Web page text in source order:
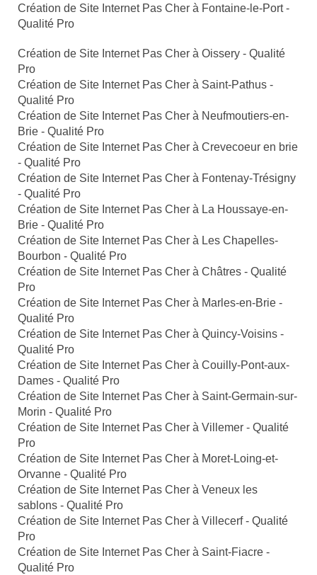
Création de Site Internet Pas Cher à Fontaine-le-Port -
Qualité Pro
Création de Site Internet Pas Cher à Oissery - Qualité
Pro
Création de Site Internet Pas Cher à Saint-Pathus -
Qualité Pro
Création de Site Internet Pas Cher à Neufmoutiers-en-
Brie - Qualité Pro
Création de Site Internet Pas Cher à Crevecoeur en brie
- Qualité Pro
Création de Site Internet Pas Cher à Fontenay-Trésigny
- Qualité Pro
Création de Site Internet Pas Cher à La Houssaye-en-
Brie - Qualité Pro
Création de Site Internet Pas Cher à Les Chapelles-
Bourbon - Qualité Pro
Création de Site Internet Pas Cher à Châtres - Qualité
Pro
Création de Site Internet Pas Cher à Marles-en-Brie -
Qualité Pro
Création de Site Internet Pas Cher à Quincy-Voisins -
Qualité Pro
Création de Site Internet Pas Cher à Couilly-Pont-aux-
Dames - Qualité Pro
Création de Site Internet Pas Cher à Saint-Germain-sur-
Morin - Qualité Pro
Création de Site Internet Pas Cher à Villemer - Qualité
Pro
Création de Site Internet Pas Cher à Moret-Loing-et-
Orvanne - Qualité Pro
Création de Site Internet Pas Cher à Veneux les
sablons - Qualité Pro
Création de Site Internet Pas Cher à Villecerf - Qualité
Pro
Création de Site Internet Pas Cher à Saint-Fiacre -
Qualité Pro